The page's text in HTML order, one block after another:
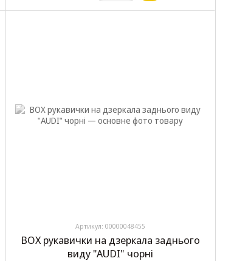
Артикул: 00000048455
BOX рукавички на дзеркала заднього
виду "AUDI" чорні